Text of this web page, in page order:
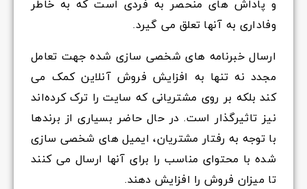
و پاداش های منحصر به فردی است که به خاطر
وفاداری به آنها تعلق می گیرد.
ارسال خبرنامه های شخصی سازی شده جهت تعامل
مجدد نه تنها به افزایش فروش آنلاین کمک می
کند بلکه بر روی مشتریانی که سایت را ترک کرده‌اند
نیز تاثیرگذار است. در حال حاضر بسیاری از برندها
با توجه به رفتار مشتریان، ایمیل های شخصی سازی
شده با محتوای مناسب را برای آنها ارسال می کنند
تا میزان فروش را افزایش دهند.